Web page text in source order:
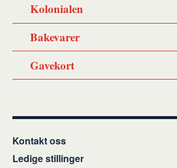
Kolonialen
Bakevarer
Gavekort
Kontakt oss
Ledige stillinger